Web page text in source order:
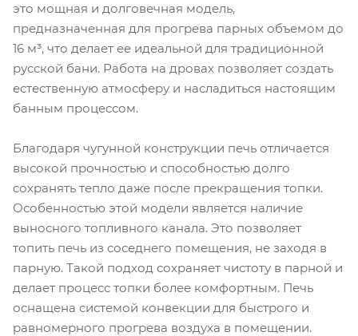
это мощная и долговечная модель,
предназначенная для прогрева парных объемом до
16 м³, что делает ее идеальной для традиционной
русской бани. Работа на дровах позволяет создать
естественную атмосферу и насладиться настоящим
банным процессом.
Благодаря чугунной конструкции печь отличается
высокой прочностью и способностью долго
сохранять тепло даже после прекращения топки.
Особенностью этой модели является наличие
выносного топливного канала. Это позволяет
топить печь из соседнего помещения, не заходя в
парную. Такой подход сохраняет чистоту в парной и
делает процесс топки более комфортным. Печь
оснащена системой конвекции для быстрого и
равномерного прогрева воздуха в помещении.